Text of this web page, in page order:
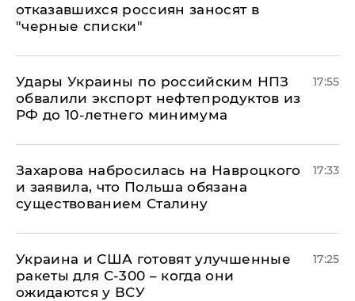
отказавшихся россиян заносят в
"черные списки"
Удары Украины по российским НПЗ
обвалили экспорт нефтепродуктов из
РФ до 10-летнего минимума
17:55
​Захарова набросилась на Навроцкого
и заявила, что Польша обязана
существованием Сталину
17:33
Украина и США готовят улучшенные
ракеты для С-300 – когда они
ожидаются у ВСУ
17:25